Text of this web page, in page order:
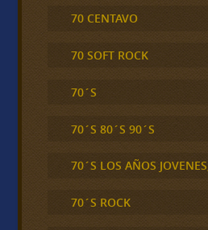
70 CENTAVO
70 SOFT ROCK
70´S
70´S 80´S 90´S
70´S LOS AÑOS
70´S ROCK